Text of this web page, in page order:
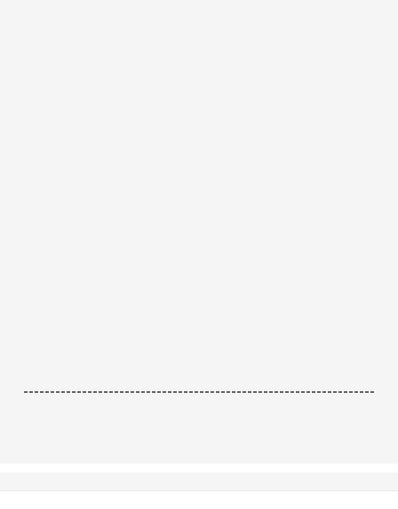
------------------------------------------------------------------